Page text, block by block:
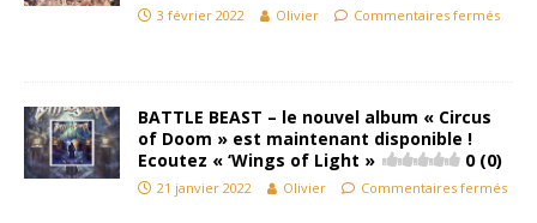
3 février 2022 Olivier Commentaires fermés
BATTLE BEAST – le nouvel album « Circus
of Doom » est maintenant disponible !
Ecoutez « ‘Wings of Light »
0 (0)
21 janvier 2022 Olivier Commentaires fermés